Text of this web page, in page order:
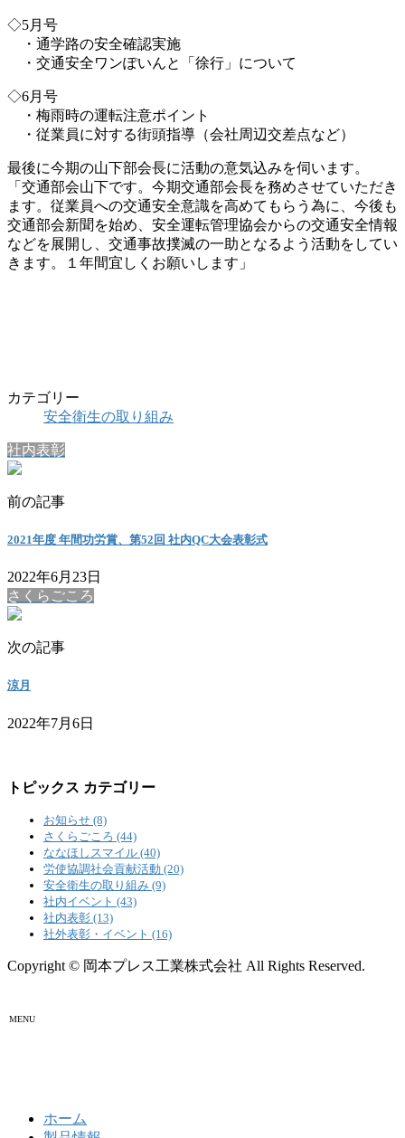
◇5月号
・通学路の安全確認実施
・交通安全ワンぽいんと「徐行」について
◇6月号
・梅雨時の運転注意ポイント
・従業員に対する街頭指導（会社周辺交差点など）
最後に今期の山下部会長に活動の意気込みを伺います。
「交通部会山下です。今期交通部会長を務めさせていただき
ます。従業員への交通安全意識を高めてもらう為に、今後も
交通部会新聞を始め、安全運転管理協会からの交通安全情報
などを展開し、交通事故撲滅の一助となるよう活動をしてい
きます。１年間宜しくお願いします」
カテゴリー
安全衛生の取り組み
社内表彰
前の記事
2021年度 年間功労賞、第52回 社内QC大会表彰式
2022年6月23日
さくらごころ
次の記事
涼月
2022年7月6日
トピックス カテゴリー
お知らせ (8)
さくらごころ (44)
ななほしスマイル (40)
労使協調社会貢献活動 (20)
安全衛生の取り組み (9)
社内イベント (43)
社内表彰 (13)
社外表彰・イベント (16)
Copyright © 岡本プレス工業株式会社 All Rights Reserved.
MENU
ホーム